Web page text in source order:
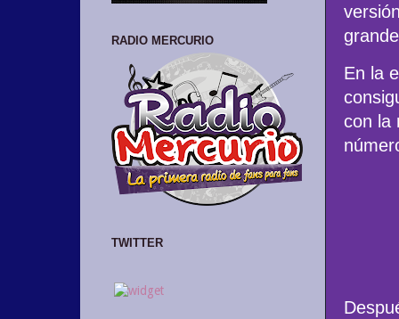
En la
con la
RADIO MERCURIO
TWITTER